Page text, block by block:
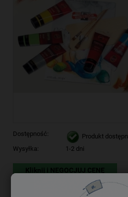
Dostępność:
Produkt
Wysyłka:
1-2 dni
Kliknij i NEGOCJUJ CENĘ